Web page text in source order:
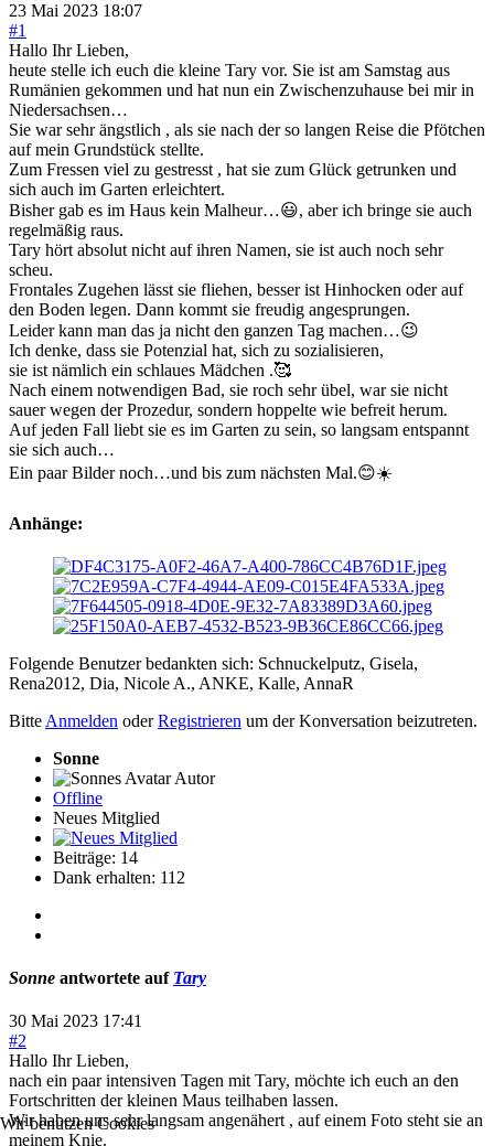
23 Mai 2023 18:07
#1
Hallo Ihr Lieben,
heute stelle ich euch die kleine Tary vor. Sie ist am Samstag aus
Rumänien gekommen und hat nun ein Zwischenzuhause bei mir in
Niedersachsen…
Sie war sehr ängstlich , als sie nach der so langen Reise die Pfötchen
auf mein Grundstück stellte.
Zum Fressen viel zu gestresst , hat sie zum Glück getrunken und
sich auch im Garten erleichtert.
Bisher gab es im Haus kein Malheur…😃, aber ich bringe sie auch
regelmäßig raus.
Tary hört absolut nicht auf ihren Namen, sie ist auch noch sehr
scheu.
Frontales Zugehen lässt sie fliehen, besser ist Hinhocken oder auf
den Boden legen. Dann kommt sie freudig angesprungen.
Leider kann man das ja nicht den ganzen Tag machen…😉
Ich denke, dass sie Potenzial hat, sich zu sozialisieren,
sie ist nämlich ein schlaues Mädchen .🥰
Nach einem notwendigen Bad, sie roch sehr übel, war sie nicht
sauer wegen der Prozedur, sondern hoppelte wie befreit herum.
Auf jeden Fall liebt sie es im Garten zu sein, so langsam entspannt
sie sich auch…
Ein paar Bilder noch…und bis zum nächsten Mal.😊☀️
Anhänge:
Folgende Benutzer bedankten sich: Schnuckelputz, Gisela,
Rena2012, Dia, Nicole A., ANKE, Kalle, AnnaR
Bitte Anmelden oderRegistrieren um der Konversation beizutreten.
Sonne
Autor
Offline
Neues Mitglied
Beiträge: 14
Dank erhalten: 112
Sonne antwortete auf Tary
30 Mai 2023 17:41
#2
Hallo Ihr Lieben,
nach ein paar intensiven Tagen mit Tary, möchte ich euch an den
Fortschritten der kleinen Maus teilhaben lassen.
Wir haben uns sehr langsam angenähert , auf einem Foto steht sie an
meinem Knie.
Wir benutzen Cookies